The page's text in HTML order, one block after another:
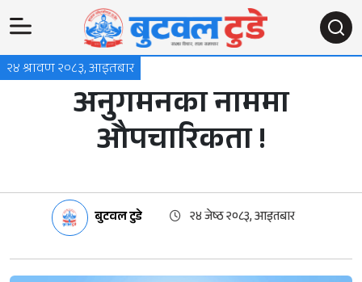
२४ श्रावण २०८३, आइतबार
अनुगमनका नाममा
औपचारिकता !
बुटवल टुडे २४ जेष्ठ २०८३, आइतबार